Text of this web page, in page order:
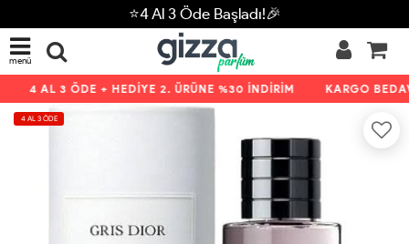
⭐4 Al 3 Öde Başladı!🎉
menü
4 AL 3 ÖDE + HEDİYE 2. ÜRÜNE %30 İNDİRİM KARGO
4 AL 3 ÖDE